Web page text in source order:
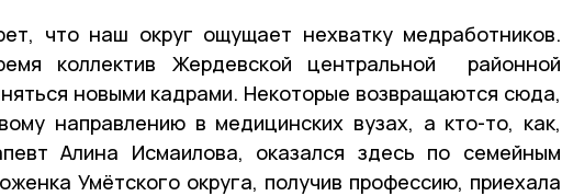
что наш округ ощущает нехватку медработников.
коллектив Жердевской центральной районной
новыми кадрами. Некоторые возвращаются сюда,
направлению в медицинских вузах, а кто-то, как,
Алина Исмаилова, оказался здесь по семейным
Умётского округа, получив профессию, приехала